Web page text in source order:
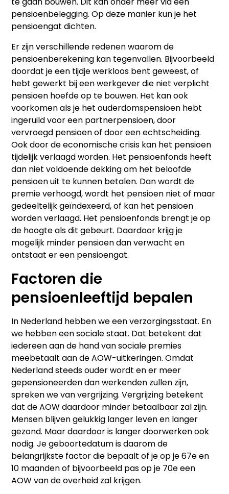
pensioenbelegging. Op deze manier kun je het
pensioengat dichten.
Er zijn verschillende redenen waarom de
pensioenberekening kan tegenvallen. Bijvoorbeeld
doordat je een tijdje werkloos bent geweest, of
hebt gewerkt bij een werkgever die niet verplicht
pensioen hoefde op te bouwen. Het kan ook
voorkomen als je het ouderdomspensioen hebt
ingeruild voor een partnerpensioen, door
vervroegd pensioen of door een echtscheiding.
Ook door de economische crisis kan het pensioen
tijdelijk verlaagd worden. Het pensioenfonds heeft
dan niet voldoende dekking om het beloofde
pensioen uit te kunnen betalen. Dan wordt de
premie verhoogd, wordt het pensioen niet of maar
gedeeltelijk geïndexeerd, of kan het pensioen
worden verlaagd. Het pensioenfonds brengt je op
de hoogte als dit gebeurt. Daardoor krijg je
mogelijk minder pensioen dan verwacht en
ontstaat er een pensioengat.
Factoren die
pensioenleeftijd bepalen
In Nederland hebben we een verzorgingsstaat. En
we hebben een sociale staat. Dat betekent dat
iedereen aan de hand van sociale premies
meebetaalt aan de AOW-uitkeringen. Omdat
Nederland steeds ouder wordt en er meer
gepensioneerden dan werkenden zullen zijn,
spreken we van vergrijzing. Vergrijzing betekent
dat de AOW daardoor minder betaalbaar zal zijn.
Mensen blijven gelukkig langer leven en langer
gezond. Maar daardoor is langer doorwerken ook
nodig. Je geboortedatum is daarom de
belangrijkste factor die bepaalt of je op je 67e en
10 maanden of bijvoorbeeld pas op je 70e een
AOW van de overheid zal krijgen.